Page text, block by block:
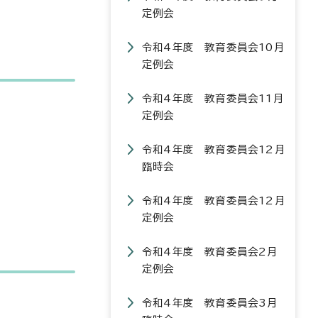
定例会
令和4年度 教育委員会10月
定例会
令和4年度 教育委員会11月
定例会
令和4年度 教育委員会12月
臨時会
令和4年度 教育委員会12月
定例会
令和4年度 教育委員会2月
定例会
令和4年度 教育委員会3月